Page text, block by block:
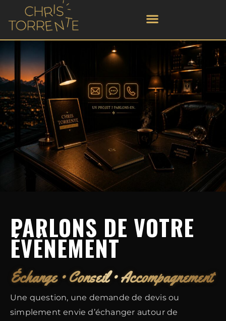
PARLONS DE VOTRE
ÉVÉNEMENT
Échange • Conseil • Accompagnement
Une question, une demande de devis ou
simplement envie d’échanger autour de